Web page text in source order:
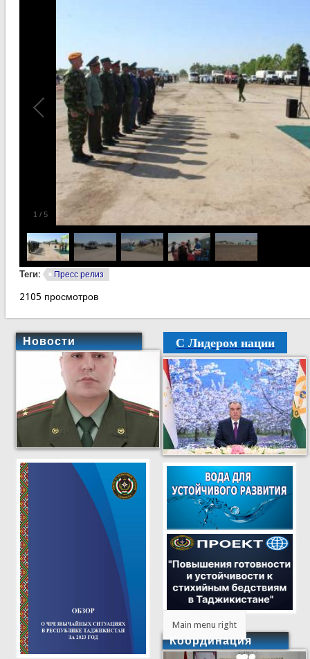
1 / 5
Теги: Пресс релиз
2105 просмотров
Новости С Лидером нации
Main menu right
Координация